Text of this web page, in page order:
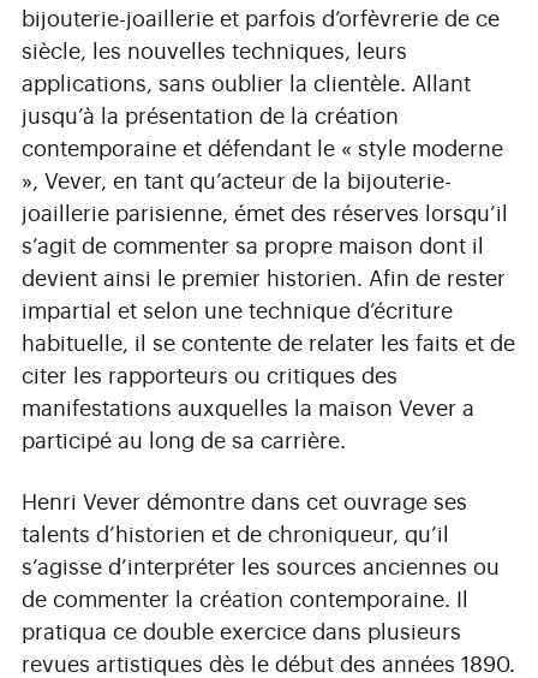
bijouterie-joaillerie et parfois d’orfèvrerie de ce
siècle, les nouvelles techniques, leurs
applications, sans oublier la clientèle. Allant
jusqu’à la présentation de la création
contemporaine et défendant le « style moderne
», Vever, en tant qu’acteur de la bijouterie-
joaillerie parisienne, émet des réserves lorsqu’il
s’agit de commenter sa propre maison dont il
devient ainsi le premier historien. Afin de rester
impartial et selon une technique d’écriture
habituelle, il se contente de relater les faits et de
citer les rapporteurs ou critiques des
manifestations auxquelles la maison Vever a
participé au long de sa carrière.
Henri Vever démontre dans cet ouvrage ses
talents d’historien et de chroniqueur, qu’il
s’agisse d’interpréter les sources anciennes ou
de commenter la création contemporaine. Il
pratiqua ce double exercice dans plusieurs
revues artistiques dès le début des années 1890.